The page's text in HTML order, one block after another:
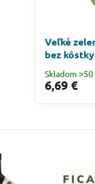
Veľké
bez
Skladom ˃50
6,69 €